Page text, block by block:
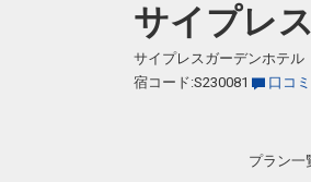
サイプレ
サイプレスガーデンホテル
宿コード:S230081
口コ
プラン一